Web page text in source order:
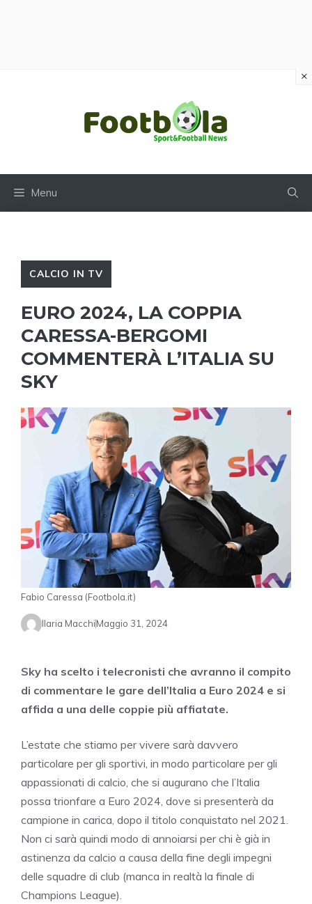
Menu
CALCIO IN TV
EURO 2024, LA COPPIA
CARESSA-BERGOMI
COMMENTERÀ L’ITALIA SU
SKY
Fabio Caressa (Footbola.it)
Ilaria MacchiMaggio 31, 2024
Sky ha scelto i telecronisti che avranno il compito
di commentare le gare dell’Italia a Euro 2024 e si
affida a una delle coppie più affiatate.
L’estate che stiamo per vivere sarà davvero
particolare per gli sportivi, in modo particolare per gli
appassionati di calcio, che si augurano che l’Italia
possa trionfare a Euro 2024, dove si presenterà da
campione in carica, dopo il titolo conquistato nel 2021.
Non ci sarà quindi modo di annoiarsi per chi è già in
astinenza da calcio a causa della fine degli impegni
delle squadre di club (manca in realtà la finale di
Champions League).
×